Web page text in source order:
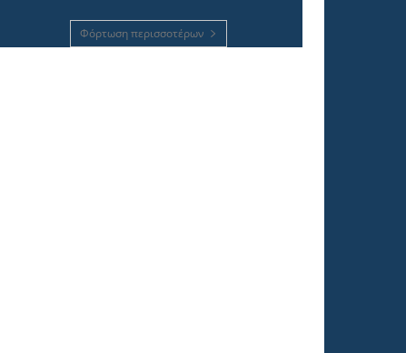
Φόρτωση περισσοτέρων